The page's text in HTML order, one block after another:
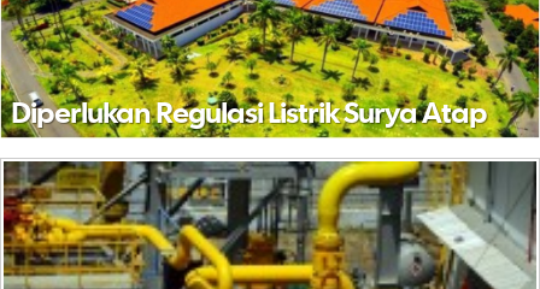
Diperlukan Regulasi Listrik Surya Atap